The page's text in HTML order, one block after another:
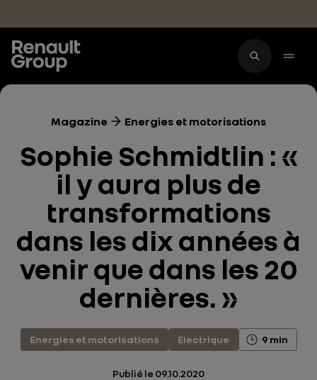
Magazine Energies et motorisations
Sophie Schmidtlin : «
il y aura plus de
transformations
dans les dix années à
venir que dans les 20
dernières. »
Energies et motorisations Electrique 9 min
Publié le 09.10.2020